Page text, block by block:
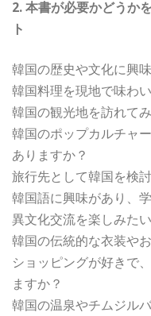
2. 本書が必要かどうか
ト
韓国の歴史や文化に興
韓国料理を現地で味わ
韓国の観光地を訪れて
韓国のポップカルチャ
ありますか？
旅行先として韓国を検
韓国語に興味があり、
異文化交流を楽しみた
韓国の伝統的な衣装や
ショッピングが好きで
ますか？
韓国の温泉やチムジル